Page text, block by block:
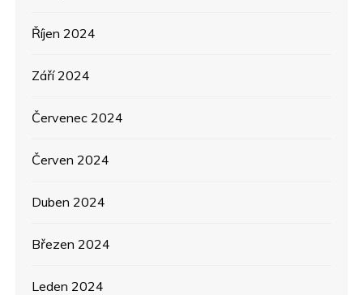
Říjen 2024
Září 2024
Červenec 2024
Červen 2024
Duben 2024
Březen 2024
Leden 2024